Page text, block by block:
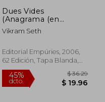
40%
dcto.
Dues Vides
(Anagrama (en
Catalán)
Vikram Seth
Editorial Empúries, 2006,
62 Edición, Tapa Blanda,
Usado